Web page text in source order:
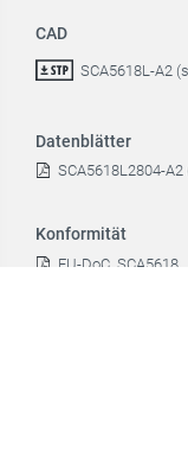
CAD
SCA5618L-A2
Datenblätter
SCA5618L2804-A2
Konformität
EU-DoC_SCA5618